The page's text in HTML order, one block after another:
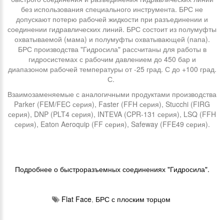
без использования специального инструмента. БРС не
допускают потерю рабочей жидкости при разъединении и
соединении гидравлических линий. БРС состоит из полумуфты
охватываемой (мама) и полумуфты охватывающей (папа).
БРС производства "Гидросила" рассчитаны для работы в
гидросистемах с рабочим давлением до 450 бар и
диапазоном рабочей температуры от -25 град. С до +100 град.
С.
Взаимозаменяемые с аналогичными продуктами производства
Parker (FEM/FEC серия), Faster (FFH серия), Stucchi (FIRG
серия), DNP (PLT4 серия), INTEVA (CPR-131 серия), LSQ (FFH
серия), Eaton Aeroquip (FF серия), Safeway (FFE49 серия).
Подробнее о быстроразъемных соединениях "Гидросила".
Flat Face, БРС с плоским торцом